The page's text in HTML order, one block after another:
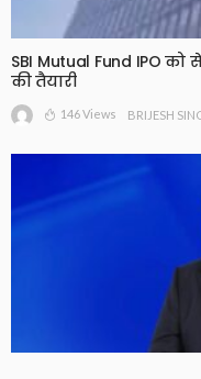
SBI Mutual Fund IPO
की तैयारी
146 Views BRIJESH